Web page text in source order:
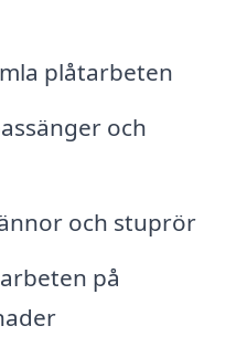
plåtarbeten
och
och stuprör
på